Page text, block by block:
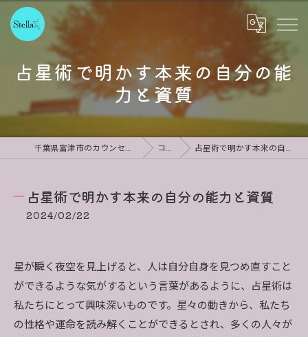
占星術で明かす本来の自分の能
力と資質
千葉県富津市のカウンセリングならStella コラム 占星術で明かす本来の自分の能力と資質
占星術で明かす本来の自分の能力と資質
2024/02/22
星が瞬く夜空を見上げると、人は自分自身を見つめ直すこと
ができるような気がするという言葉があるように、占星術は
私たちにとって興味深いものです。星々の動きから、私たち
の性格や運命を読み解くことができるとされ、多くの人々が